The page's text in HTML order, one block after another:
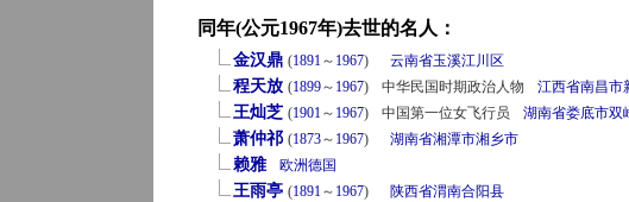
同年(公元1967年)去世的名人：
金汉鼎 (1891～ 1967) 云南省玉溪江川区
程天放 (1899～ 1967) 中华民国时期政治人物 江西省南昌市
王灿芝 (1901～ 1967) 中国第一位女飞行员 湖南省娄底市双
萧仲祁 (1873～ 1967) 湖南省湘潭市湘乡市
赖雅 欧洲德国
王雨亭 (1891～ 1967) 陕西省渭南合阳县